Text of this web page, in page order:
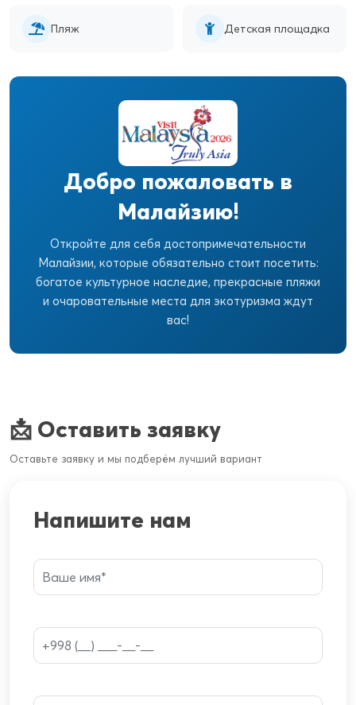
Пляж Детская площадка
Добро пожаловать в
Малайзию!
Откройте для себя достопримечательности
Малайзии, которые обязательно стоит посетить:
богатое культурное наследие, прекрасные пляжи
и очаровательные места для экотуризма ждут
вас!
📩 Оставить заявку
Оставьте заявку и мы подберём лучший вариант
Напишите нам